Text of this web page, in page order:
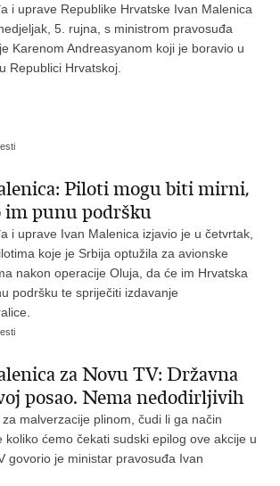
i uprave Republike Hrvatske Ivan Malenica
5. rujna, s ministrom pravosuđa
Karenom Andreasyanom koji je boravio u
Republici Hrvatskoj.
Piloti mogu biti mirni,
im punu podršku
i uprave Ivan Malenica izjavio je u četvrtak,
koje je Srbija optužila za avionske
nakon operacije Oluja, da će im Hrvatska
podršku te spriječiti izdavanje
za Novu TV: Državna
posao. Nema nedodirljivih
malverzacije plinom, čudi li ga način
koliko ćemo čekati sudski epilog ove akcije u
govorio je ministar pravosuđa Ivan